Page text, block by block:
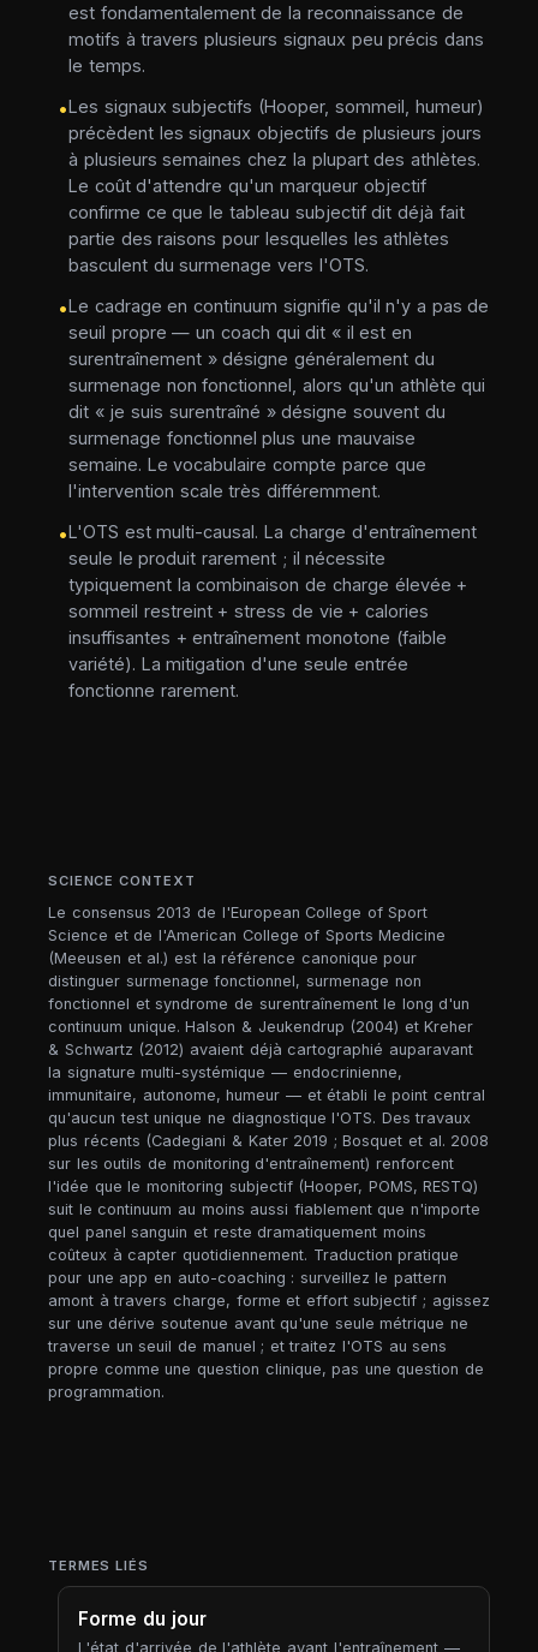
est fondamentalement de la reconnaissance de
motifs à travers plusieurs signaux peu précis dans
le temps.
•Les signaux subjectifs (Hooper, sommeil, humeur)
précèdent les signaux objectifs de plusieurs jours
à plusieurs semaines chez la plupart des athlètes.
Le coût d'attendre qu'un marqueur objectif
confirme ce que le tableau subjectif dit déjà fait
partie des raisons pour lesquelles les athlètes
basculent du surmenage vers l'OTS.
•Le cadrage en continuum signifie qu'il n'y a pas de
seuil propre — un coach qui dit « il est en
surentraînement » désigne généralement du
surmenage non fonctionnel, alors qu'un athlète qui
dit « je suis surentraîné » désigne souvent du
surmenage fonctionnel plus une mauvaise
semaine. Le vocabulaire compte parce que
l'intervention scale très différemment.
•L'OTS est multi-causal. La charge d'entraînement
seule le produit rarement ; il nécessite
typiquement la combinaison de charge élevée +
sommeil restreint + stress de vie + calories
insuffisantes + entraînement monotone (faible
variété). La mitigation d'une seule entrée
fonctionne rarement.
SCIENCE CONTEXT
Le consensus 2013 de l'European College of Sport
Science et de l'American College of Sports Medicine
(Meeusen et al.) est la référence canonique pour
distinguer surmenage fonctionnel, surmenage non
fonctionnel et syndrome de surentraînement le long d'un
continuum unique. Halson & Jeukendrup (2004) et Kreher
& Schwartz (2012) avaient déjà cartographié auparavant
la signature multi-systémique — endocrinienne,
immunitaire, autonome, humeur — et établi le point central
qu'aucun test unique ne diagnostique l'OTS. Des travaux
plus récents (Cadegiani & Kater 2019 ; Bosquet et al. 2008
sur les outils de monitoring d'entraînement) renforcent
l'idée que le monitoring subjectif (Hooper, POMS, RESTQ)
suit le continuum au moins aussi fiablement que n'importe
quel panel sanguin et reste dramatiquement moins
coûteux à capter quotidiennement. Traduction pratique
pour une app en auto-coaching : surveillez le pattern
amont à travers charge, forme et effort subjectif ; agissez
sur une dérive soutenue avant qu'une seule métrique ne
traverse un seuil de manuel ; et traitez l'OTS au sens
propre comme une question clinique, pas une question de
programmation.
TERMES LIÉS
Forme du jour
L'état d'arrivée de l'athlète avant l'entraînement —